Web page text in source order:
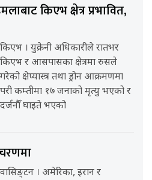
किएभ क्षेत्र प्रभावित,
किएभ । युक्रेनी अधिकारीले रातभर
किएभ र आसपासका क्षेत्रमा रुसले
गरेको क्षेप्यास्त्र तथा ड्रोन आक्रमणमा
परी कम्तीमा १७ जनाको मृत्यु भएको र
दर्जनौँ घाइते भएको
वासिङ्टन । अमेरिका, इरान र